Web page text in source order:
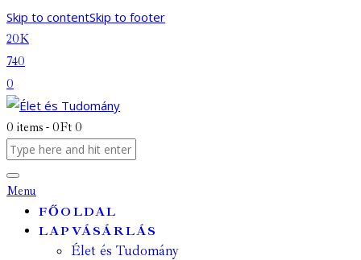
Skip to contentSkip to footer
20K
740
0
0 items - 0Ft 0
Menu
FŐOLDAL
LAPVÁSÁRLÁS
Élet és Tudomány